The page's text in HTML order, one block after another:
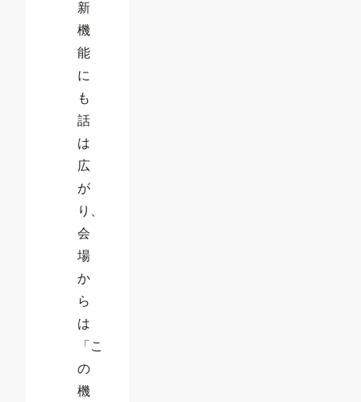
新
機
能
に
も
話
は
広
が
り、
会
場
か
ら
は
「こ
の
機